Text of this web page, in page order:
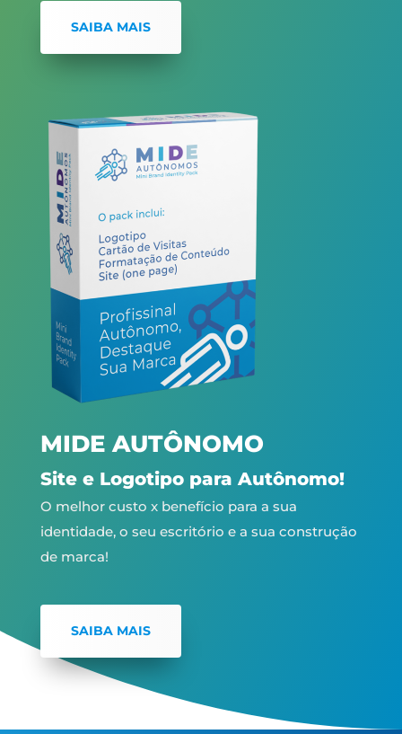
SAIBA MAIS
MIDE AUTÔNOMO
Site e Logotipo para Autônomo!
O melhor custo x benefício para a sua
identidade, o seu escritório e a sua construção
de marca!
SAIBA MAIS